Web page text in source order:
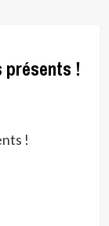
présents !
!